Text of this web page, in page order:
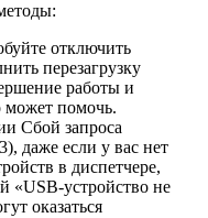
отключить
перезагрузку
работы и
помочь.
Сбой запроса
даже если у вас нет
в диспетчере,
«USB-устройство не
оказаться